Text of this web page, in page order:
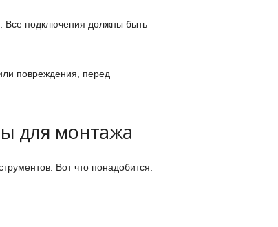
Все подключения должны быть
повреждения, перед
для монтажа
Вот что понадобится: